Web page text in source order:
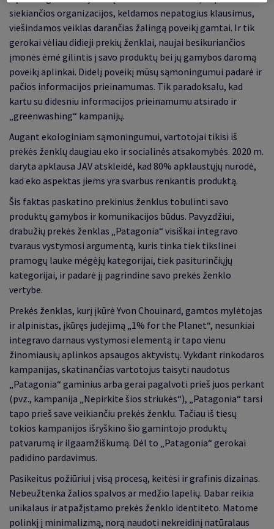
siekiančios organizacijos, keldamos nepatogius klausimus,
viešindamos veiklas darančias žalingą poveikį gamtai. Ir tik
gerokai vėliau didieji prekių ženklai, naujai besikuriančios
įmonės ėmė gilintis į savo produktų bei jų gamybos daromą
poveikį aplinkai. Didelį poveikį mūsų sąmoningumui padarė ir
pačios informacijos prieinamumas. Tik paradoksalu, kad
kartu su didesniu informacijos prieinamumu atsirado ir
„greenwashing“ kampanijų.
Augant ekologiniam sąmoningumui, vartotojai tikisi iš
prekės ženklų daugiau eko ir socialinės atsakomybės. 2020 m.
daryta apklausa JAV atskleidė, kad 80% apklaustųjų nurodė,
kad eko aspektas jiems yra svarbus renkantis produktą.
Šis faktas paskatino prekinius ženklus tobulinti savo
produktų gamybos ir komunikacijos būdus. Pavyzdžiui,
drabužių prekės ženklas „Patagonia“ visiškai integravo
tvaraus vystymosi argumentą, kuris tinka tiek tikslinei
pramogų lauke mėgėjų kategorijai, tiek pasiturinčiųjų
kategorijai, ir padarė jį pagrindine savo prekės ženklo
vertybe.
Prekės ženklas, kurį įkūrė Yvon Chouinard, gamtos mylėtojas
ir alpinistas, įkūręs judėjimą „1% for the Planet“, nesunkiai
integravo darnaus vystymosi elementą ir tapo vienu
žinomiausių aplinkos apsaugos aktyvistų. Vykdant rinkodaros
kampanijas, skatinančias vartotojus taisyti naudotus
„Patagonia“ gaminius arba gerai pagalvoti prieš juos perkant
(pvz., kampanija „Nepirkite šios striukės“), „Patagonia“ tarsi
tapo prieš save veikiančiu prekės ženklu. Tačiau iš tiesų
tokios kampanijos išryškino šio gamintojo produktų
patvarumą ir ilgaamžiškumą. Dėl to „Patagonia“ gerokai
padidino pardavimus.
Pasikeitus požiūriui į visą procesą, keitėsi ir grafinis dizainas.
Nebeužtenka žalios spalvos ar medžio lapelių. Dabar reikia
unikalaus ir atpažįstamo prekės ženklo identiteto. Matome
polinkį į minimalizmą, norą naudoti nekreidinį natūralaus